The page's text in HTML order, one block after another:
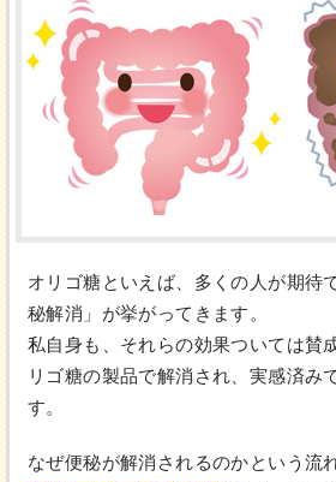
オリゴ糖といえば、多くの人が期待
秘解消」が挙がってきます。
私自身も、それらの効果ついては賛
リゴ糖の製品で解消され、実感済み
す。
なぜ便秘が解消されるのかという流